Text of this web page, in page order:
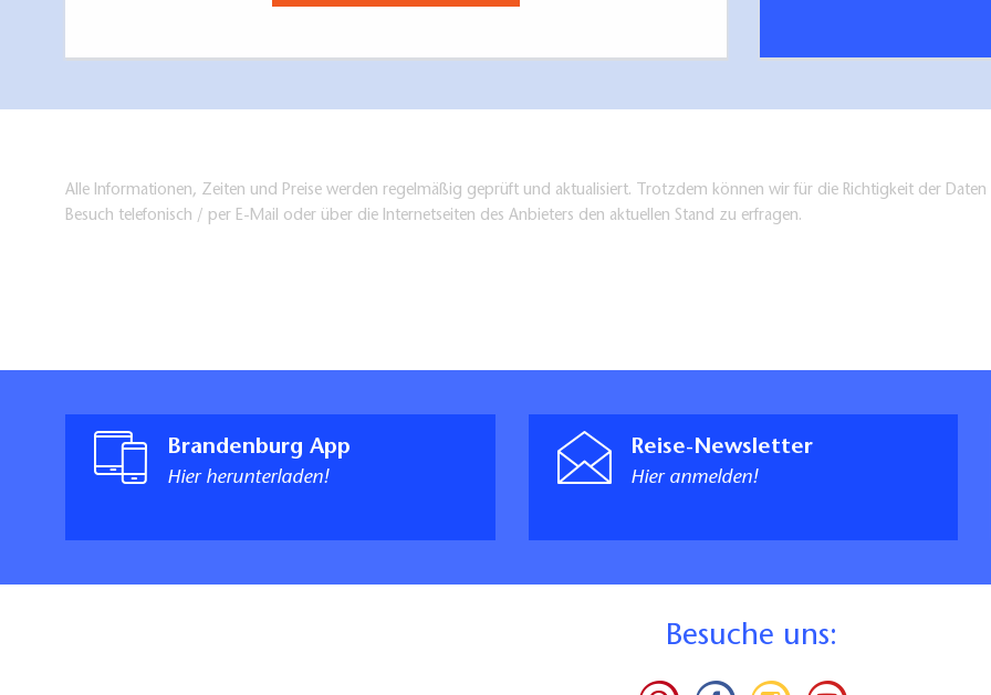
Alle Informationen, Zeiten und Preise werden regelmäßig geprüft und aktualisiert. Trotzdem können wir für die Richtigkeit der
Besuch telefonisch / per E-Mail oder über die Internetseiten des Anbieters den aktuellen Stand zu erfragen.
Brandenburg App
Hier herunterladen!
Reise-Newsletter
Hier anmelden!
Besuche uns: